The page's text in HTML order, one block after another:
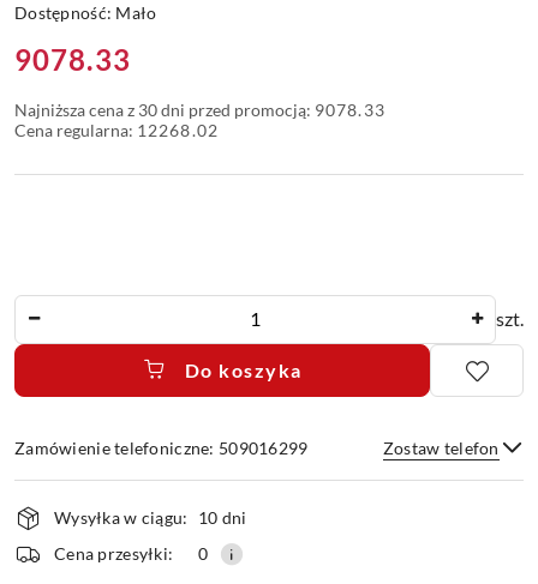
Dostępność: Mało
Cena:
9078.33
Najniższa cena z 30 dni przed promocją: 9078.33
Cena regularna: 12268.02
szt.
Do koszyka
Zamówienie telefoniczne: 509016299 Zostaw telefon
Wyślij
Dostępność
i
dostawa
Wysyłka w ciągu:
10 dni
Cena przesyłki:
0